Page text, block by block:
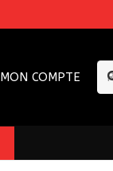
MON COMPTE